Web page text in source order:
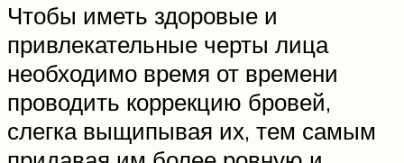
Чтобы иметь здоровые и
привлекательные черты лица
необходимо время от времени
проводить коррекцию бровей,
слегка выщипывая их, тем самым